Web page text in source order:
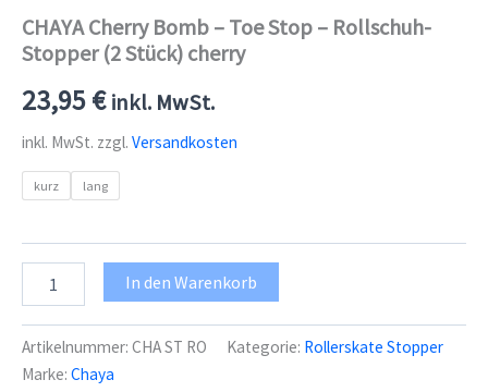
CHAYA Cherry Bomb – Toe Stop – Rollschuh-
Stopper (2 Stück) cherry
23,95€ inkl. MwSt.
inkl. MwSt. zzgl. Versandkosten
kurz lang
Cherry
Toe
Stop
In den Warenkorb
Artikelnummer: CHA ST RO Kategorie: Rollerskate Stopper
Marke: Chaya